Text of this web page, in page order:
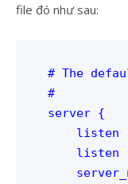
file đó như sau:
# The
#
server {
listen